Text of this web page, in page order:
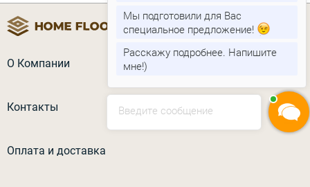
О Компании
Контакты
Оплата и доставка
Введите сообщение
Мы подготовили для Вас
специальное предложение!
Расскажу подробнее. Напишите
мне!)